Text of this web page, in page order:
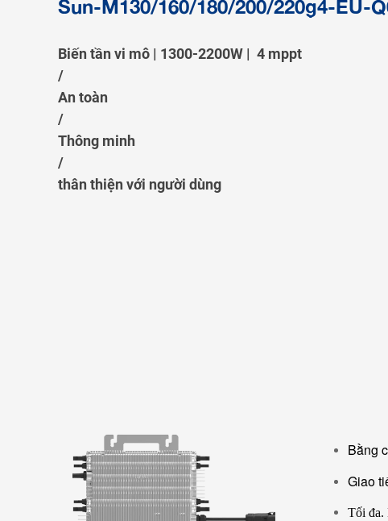
Sun-M130/160/180/200/220g4-EU-
Biến tần vi mô | 1300-2200W | 4 mppt
/
An toàn
/
Thông minh
/
thân thiện với người dùng
Bằng
Giao
Tối đa.